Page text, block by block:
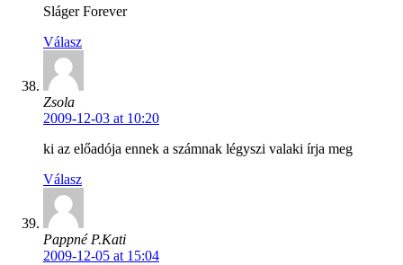
Sláger Forever
Válasz
Zsola
2009-12-03 at 10:20
ki az előadója ennek a számnak légyszi valaki írja meg
Válasz
Pappné P.Kati
2009-12-05 at 15:04